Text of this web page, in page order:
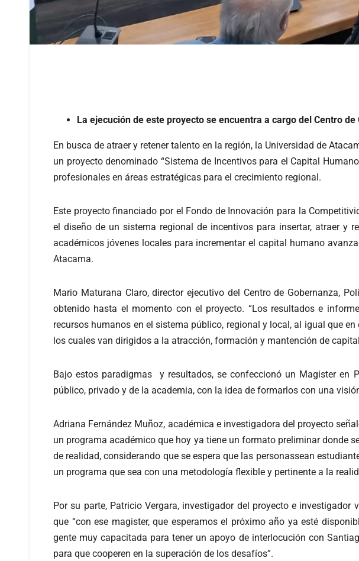
La ejecución de este proyecto se encuentra a cargo del Centro
En busca de atraer y retener talento en la región, la Universidad de
un proyecto denominado “Sistema de Incentivos para el Capital
profesionales en áreas estratégicas para el crecimiento regional.
Este proyecto financiado por el Fondo de Innovación para la
el diseño de un sistema regional de incentivos para insertar, atraer y
académicos jóvenes locales para incrementar el capital humano
Atacama.
Mario Maturana Claro, director ejecutivo del Centro de Gobernanza,
obtenido hasta el momento con el proyecto. “Los resultados e
recursos humanos en el sistema público, regional y local, al igual que
los cuales van dirigidos a la atracción, formación y mantención de
Bajo estos paradigmas y resultados, se confeccionó un Magister en
público, privado y de la academia, con la idea de formarlos con una
Adriana Fernández Muñoz, académica e investigadora del proyecto
un programa académico que hoy ya tiene un formato preliminar donde
de realidad, considerando que se espera que las personassean
un programa que sea con una metodología flexible y pertinente a la
Por su parte, Patricio Vergara, investigador del proyecto e
que “con ese magister, que esperamos el próximo año ya esté
gente muy capacitada para tener un apoyo de interlocución con
para que cooperen en la superación de los desafíos”.